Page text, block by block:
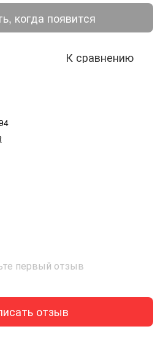
когда появится
К сравнению
первый отзыв
отзыв